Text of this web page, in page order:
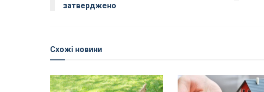
затверджено
Схожі новини